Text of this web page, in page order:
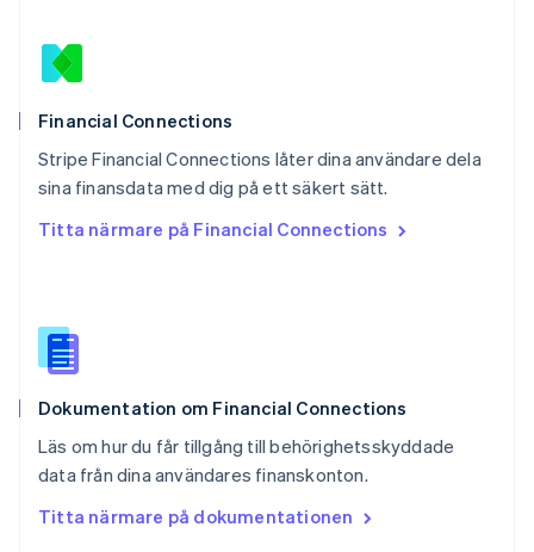
Financial Connections
Stripe Financial Connections låter dina användare dela
sina finansdata med dig på ett säkert sätt.
Titta närmare på Financial Connections
Dokumentation om Financial Connections
Läs om hur du får tillgång till behörighetsskyddade
data från dina användares finanskonton.
Titta närmare på dokumentationen
Português
English
Schweiz
Singapore
English简体中文
English
Español
Storbritannien
Sverige
Thailand
ไทยEnglish
English